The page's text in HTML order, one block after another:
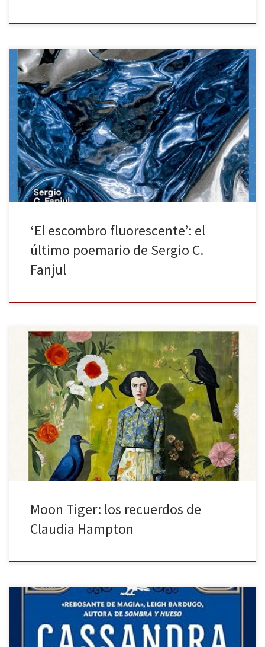
Sergio C. Fanjul (Oviedo, 1980), poeta y periodista cultural de El
País, lleva a este poemario editado por Letraversal su particular
mezcla de observación sociopolítica, ironía y lirismo. Formado en
astrofísica y autor de varios poemarios y ensayos (entre los que
destacan La ciudad infinita, La España invisible o El […]
‘El escombro fluorescente’: el
último poemario de Sergio C.
Fanjul
Moon Tiger de Penelope Lively, publicado recientemente por la
editorial Impedimenta, es una obra muy especial que recibió el
premio Booker en 1987. La autora fusiona diversos subgéneros
con gran maestría: la crónica de guerra en El Cairo, la biografía de
una corresponsal de guerra, las memorias de una mujer […]
Moon Tiger: los recuerdos de
Claudia Hampton
El caballero muerte es la segunda entrega de la serie Crónicas de